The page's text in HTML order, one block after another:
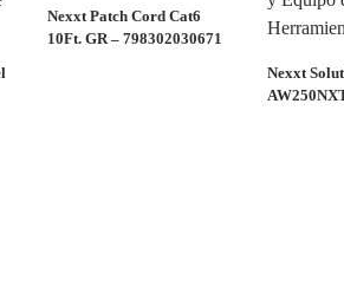
Nexxt Patch Cord Cat6
10Ft. GR – 798302030671
Nexxt